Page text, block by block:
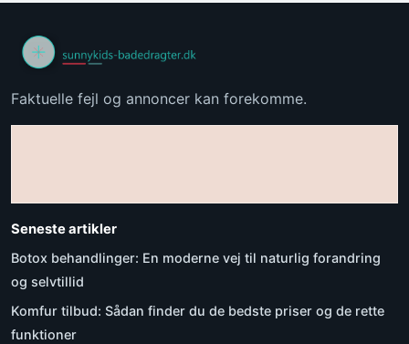
Faktuelle fejl og annoncer kan forekomme.
Seneste artikler
Botox behandlinger: En moderne vej til naturlig forandring
og selvtillid
Komfur tilbud: Sådan finder du de bedste priser og de rette
funktioner